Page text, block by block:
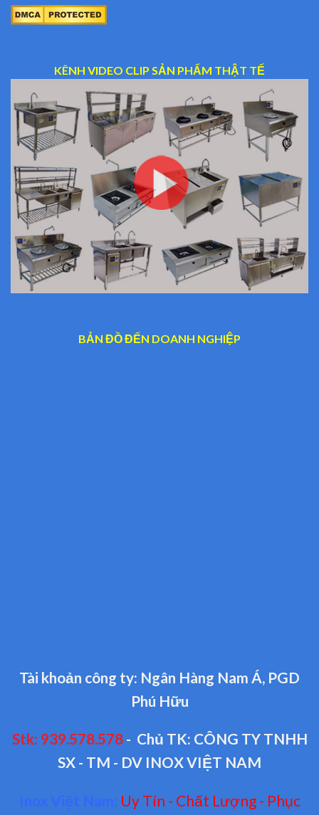
KÊNH VIDEO CLIP SẢN PHẨM THẬT TẾ
BẢN ĐỒ ĐẾN DOANH NGHIỆP
Tài khoản công ty: Ngân Hàng Nam Á, PGD
Phú Hữu
Stk: 939.578.578- Chủ TK: CÔNG TY TNHH
SX - TM - DV INOX VIỆT NAM
Inox Việt Nam: Uy Tín - Chất Lượng - Phục